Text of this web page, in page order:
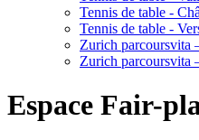
Tennis de table -
Tennis de table -
Zurich parcoursvita
Zurich parcoursvita
Espace Fair-